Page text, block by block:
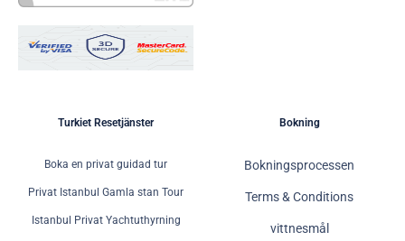
Turkiet Resetjänster
Boka en privat guidad tur
Privat Istanbul Gamla stan Tour
Istanbul Privat Yachtuthyrning
Bokning
Bokningsprocessen
Terms & Conditions
vittnesmål